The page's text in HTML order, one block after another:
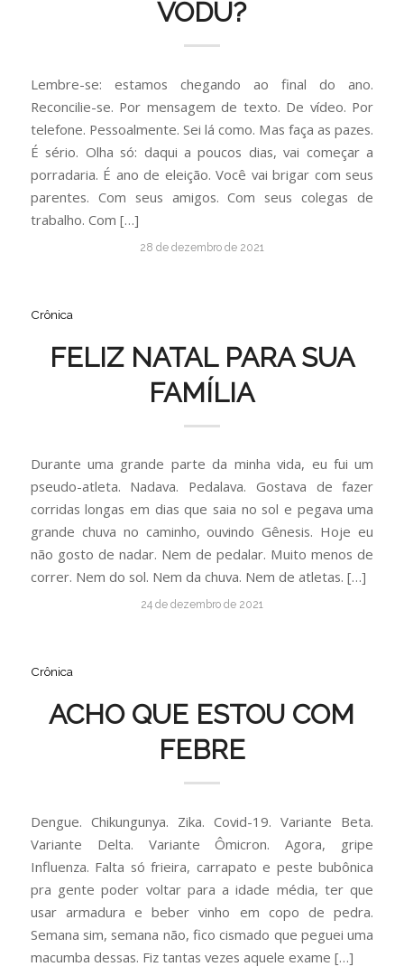
VODU?
Lembre-se: estamos chegando ao final do ano.
Reconcilie-se. Por mensagem de texto. De vídeo. Por
telefone. Pessoalmente. Sei lá como. Mas faça as pazes.
É sério. Olha só: daqui a poucos dias, vai começar a
porradaria. É ano de eleição. Você vai brigar com seus
parentes. Com seus amigos. Com seus colegas de
trabalho. Com […]
28 de dezembro de 2021
Crônica
FELIZ NATAL PARA SUA
FAMÍLIA
Durante uma grande parte da minha vida, eu fui um
pseudo-atleta. Nadava. Pedalava. Gostava de fazer
corridas longas em dias que saia no sol e pegava uma
grande chuva no caminho, ouvindo Gênesis. Hoje eu
não gosto de nadar. Nem de pedalar. Muito menos de
correr. Nem do sol. Nem da chuva. Nem de atletas. […]
24 de dezembro de 2021
Crônica
ACHO QUE ESTOU COM
FEBRE
Dengue. Chikungunya. Zika. Covid-19. Variante Beta.
Variante Delta. Variante Ômicron. Agora, gripe
Influenza. Falta só frieira, carrapato e peste bubônica
pra gente poder voltar para a idade média, ter que
usar armadura e beber vinho em copo de pedra.
Semana sim, semana não, fico cismado que peguei uma
macumba dessas. Fiz tantas vezes aquele exame […]